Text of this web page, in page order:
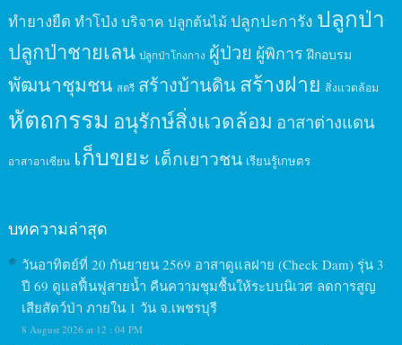
ทำยางยืด ทำโป่ง บริจาค ปลูกต้นไม้ ปลูกปะการัง ปลูกป่า
ปลูกป่าชายเลน ปลูกป่าโกงกาง ผู้ป่วย ผู้พิการ ฝึกอบรม
พัฒนาชุมชน สตรี สร้างบ้านดินสร้างฝาย สิ่งแวดล้อม
หัตถกรรม อนุรักษ์สิ่งแวดล้อม อาสาต่างแดน
อาสาอาเซียน เก็บขยะ เด็กเยาวชน เรียนรู้เกษตร
บทความล่าสุด
วันอาทิตย์ที่ 20 กันยายน 2569 อาสาดูแลฝาย (Check Dam) รุ่น 3
ปี 69 ดูแลฟื้นฟูสายน้ำ คืนความชุมชื้นให้ระบบนิเวศ ลดการสูญ
เสียสัตว์ป่า ภายใน 1 วัน จ.เพชรบุรี
8 August 2026 at 12 : 04 PM